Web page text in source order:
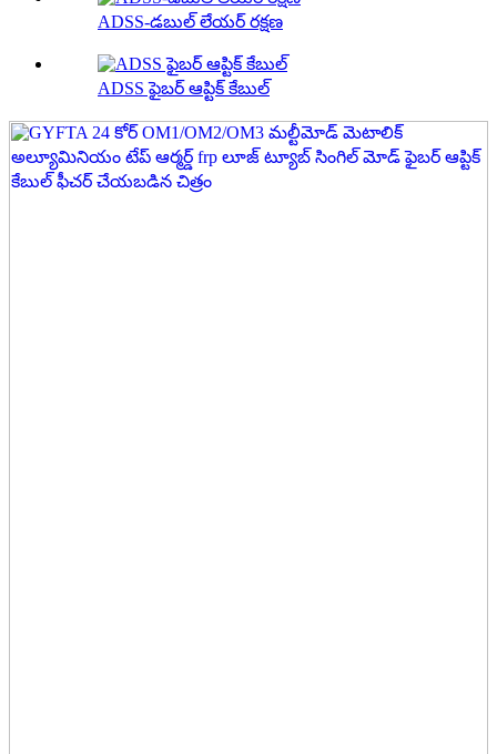
ADSS-డబుల్ లేయర్ రక్షణ
ADSS ఫైబర్ ఆప్టిక్ కేబుల్